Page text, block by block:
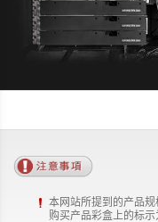
本网站所提到的产品
购买产品彩盒上的标示